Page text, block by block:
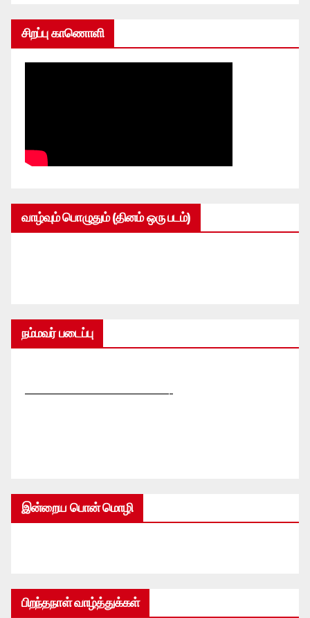
சிறப்பு காணொளி
வாழ்வும் பொழுதும் (தினம் ஒரு படம்)
நம்மவர் படைப்பு
—————————————-
இன்றைய பொன் மொழி
பிறந்தநாள் வாழ்த்துக்கள்